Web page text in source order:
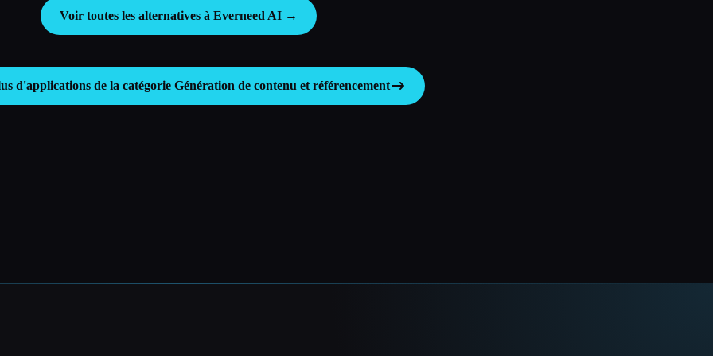
Voir toutes les alternatives à Everneed AI →
d'applications de la catégorie Génération de contenu et référencement